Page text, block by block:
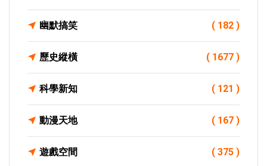
幽默搞笑 ( 182 )
歷史縱橫 ( 1677 )
科學新知 ( 121 )
動漫天地 ( 167 )
遊戲空間 ( 375 )